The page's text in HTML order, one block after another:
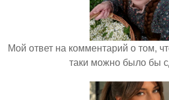
Мой ответ на комментарий о том,
таки можно было бы